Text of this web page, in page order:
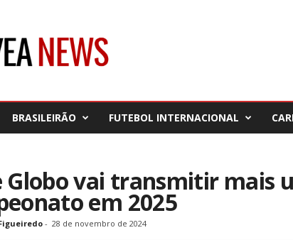
BRASILEIRÃO FUTEBOL INTERNACIONAL
Globo vai transmitir mais
em 2025
- 28 de novembro de 2024